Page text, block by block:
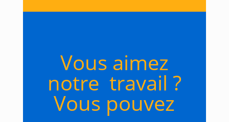
Vous aimez
notre travail ?
Vous pouvez